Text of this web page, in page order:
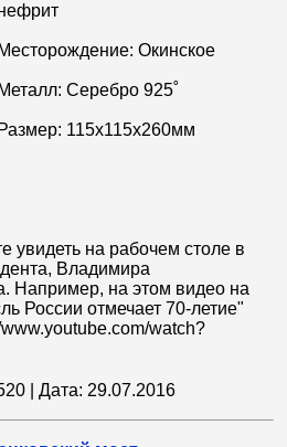
Месторождение: Окинское
Металл: Серебро 925˚
Размер: 115x115x260мм
на рабочем столе в
Владимира
Например, на этом видео на
России отмечает 70-летие"
watch?
Дата: 29.07.2016